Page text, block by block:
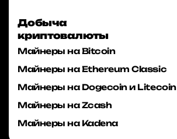
Добыча
криптовалюты
Майнеры на Bitcoin
Майнеры на Ethereum Classic
Майнеры на Dogecoin и Litecoin
Майнеры на Zcash
Майнеры на Kadena